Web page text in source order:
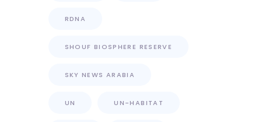
RDNA
SHOUF BIOSPHERE RESERVE
SKY NEWS ARABIA
UN UN-HABITAT